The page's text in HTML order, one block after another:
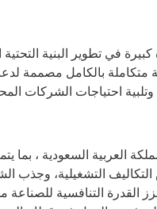
في تطوير البنية
متكاملة بالكامل مصممة
احتياجات الشركات
العربية السعودية ، بما
التشغيلية، وجذب
القدرة التنافسية